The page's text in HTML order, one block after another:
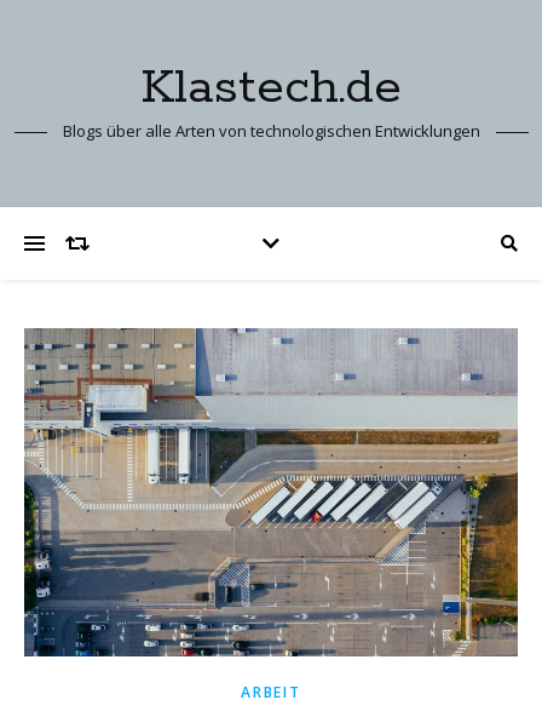
Klastech.de
Blogs über alle Arten von technologischen Entwicklungen
ARBEIT